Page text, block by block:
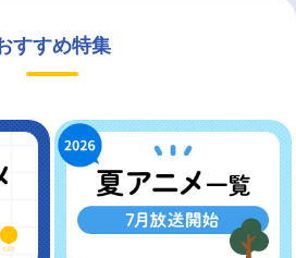
すすめ特集